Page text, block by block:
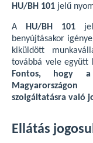
HU/BH 101 jelű
A HU/BH 101
benyújtásakor
kiküldött
továbbá vele együtt
Fontos, hogy
szolgáltatásra való
Ellátás